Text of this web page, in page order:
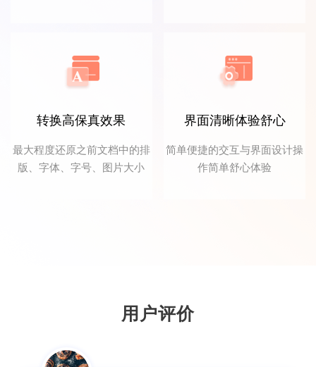
转换高保真效果
最大程度还原之前文档中的排
版、字体、字号、图片大小
界面清晰体验舒心
简单便捷的交互与界面设计操
作简单舒心体验
用户评价